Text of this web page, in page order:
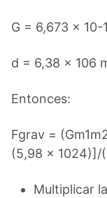
G = 6,673 x 10-
d = 6,38 x 106
Entonces:
Fgrav =
(5,98 x 1024)]/
Multiplicar